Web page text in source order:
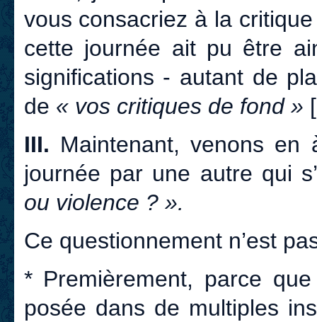
vous consacriez à la
cette journée ait pu être
significations - autant de
de « vos critiques de fond »
III. Maintenant, venons
journée par une autre qui
ou violence ? ».
Ce questionnement n’est
* Premièrement, parce
posée dans de multiples